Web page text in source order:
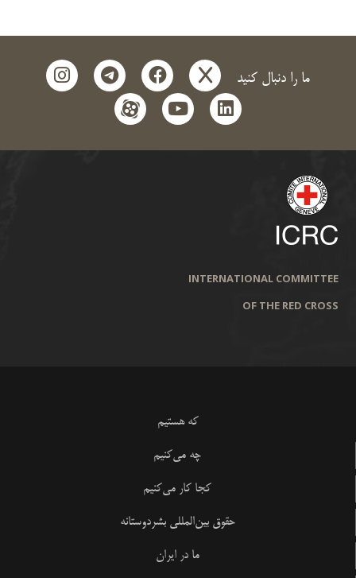
ما را دنبال کنید x
facebook
telegram
instagram
linkedin
youtube
aparat
INTERNATIONAL COMMITTEE
OF THE RED CROSS
که هستیم
چه می‌کنیم
کجا کار می‌کنیم
حقوق بین‌المللی بشردوستانه
ما در ایران